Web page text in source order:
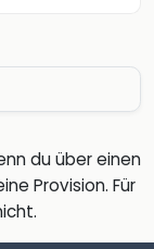
du über einen
Provision. Für